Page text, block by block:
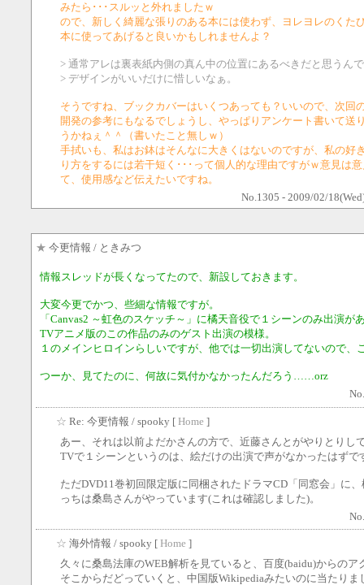
みたら･･･スルッと外れましたｗ
ので、新しく綺麗な張りのある本には使わず、ヨレヨレのくた
本に使ってあげると良いかもしれませんよ？
> 通常アレは裏表紙内側の真ん中の位置にあるべきだと思うん
> デザインがいいだけに惜しいなぁ。
そうですね、ブックカバーはいくつあっても？いいので、次回
開発の参考にもなるでしょうし、やっぱりアンケート書いて送
うかねぇ＾＾（書いたこと無しｗ）
手拭いも、私はお鉢はそんなに大きくはないのですが、私の好
り方をするには若干短く･･･って個人的な理由ですがｗ意見は
て、使用感など伝えたいですね。
No.1305 - 2009/02/
★ 今更情報 / ときみつ
情報スレッドが長くなってたので、新設しておきます。
大変今更でかつ、些細な情報ですが。
「Canvas2 ～虹色のスケッチ～」に橘天音役で１シーンのみ出演が
TVアニメ版のこの作品のみのゲスト出演の模様。
１のメインヒロインらしいですが、他では一切出演してないので、
つーか、見てたのに、何故に気付かなかったんだろう……orz
☆ Re: 今更情報 / spooky [ Home ]
あー、それは以前よだかさんの方で、近藤さんとがやりとりし
TVで１シーンというのは、絵だけの出演で声がなかったはずで
ただDVD11巻初回限定版に同梱されたドラマCD「同窓会」に
っちは桑島さんがやっています(これは確認しました)。
☆ 海外情報 / spooky [ Home ]
久々に桑島法庫のWEB解析を見ていると、百度(baidu)からの
そこからだどっていくと、中国版Wikipediaみたいのに当たりま